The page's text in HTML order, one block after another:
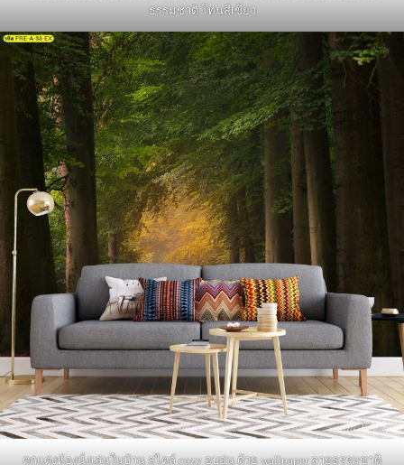
ธรรมชาติ โทนสีเขียว
ตกแต่งห้องนั่งเล่นในบ้าน สไตล์ cozy อบอุ่น ด้วย wallpaper ลายธรรมชาติ